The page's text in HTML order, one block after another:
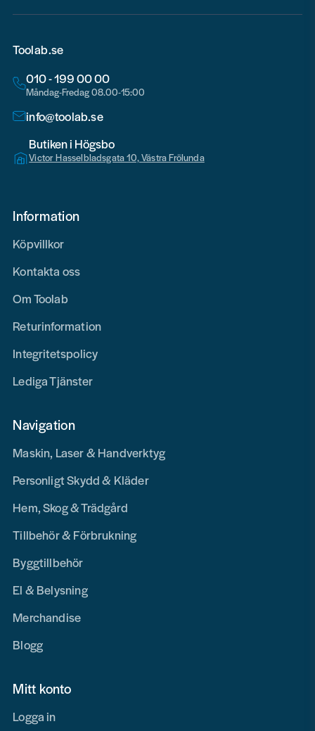
Toolab.se
010 - 199 00 00
Måndag-Fredag 08.00-15:00
info@toolab.se
Butiken i Högsbo
Victor Hasselbladsgata 10, Västra Frölunda
Information
Köpvillkor
Kontakta oss
Om Toolab
Returinformation
Integritetspolicy
Lediga Tjänster
Navigation
Maskin, Laser & Handverktyg
Personligt Skydd & Kläder
Hem, Skog & Trädgård
Tillbehör & Förbrukning
Byggtillbehör
El & Belysning
Merchandise
Blogg
Mitt konto
Logga in